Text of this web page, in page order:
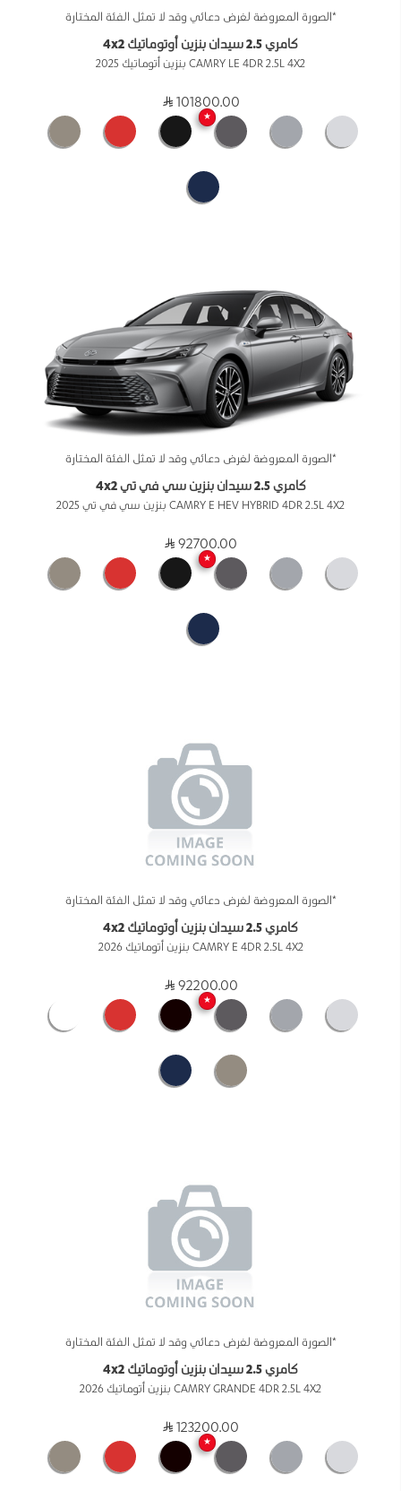
*الصورة المعروضة لغرض دعائي وقد لا تمثل الفئة المختارة
كامري 2.5 سيدان بنزين أوتوماتيك 4x2
CAMRY LE 4DR 2.5L 4X2 بنزين أتوماتيك 2025
101800.00
★
*الصورة المعروضة لغرض دعائي وقد لا تمثل الفئة المختارة
كامري 2.5 سيدان بنزين سي في تي 4x2
CAMRY E HEV HYBRID 4DR 2.5L 4X2 بنزين سي في تي 2025
92700.00
★
*الصورة المعروضة لغرض دعائي وقد لا تمثل الفئة المختارة
كامري 2.5 سيدان بنزين أوتوماتيك 4x2
CAMRY E 4DR 2.5L 4X2 بنزين أتوماتيك 2026
92200.00
★
*الصورة المعروضة لغرض دعائي وقد لا تمثل الفئة المختارة
كامري 2.5 سيدان بنزين أوتوماتيك 4x2
CAMRY GRANDE 4DR 2.5L 4X2 بنزين أتوماتيك 2026
123200.00
★